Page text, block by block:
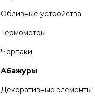
Обливные устройства
Термометры
Черпаки
Абажуры
Декоративные элементы